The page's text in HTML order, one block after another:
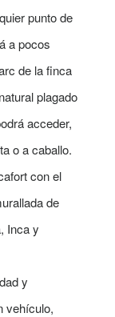
punto de
a pocos
de la finca
plagado
acceder,
o a caballo.
con el
de
Inca y
y
vehículo,